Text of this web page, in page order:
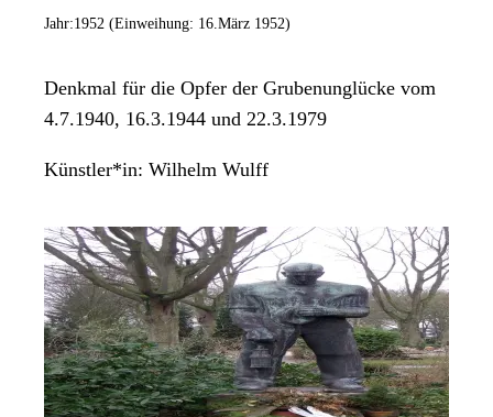
Jahr:1952 (Einweihung: 16.März 1952)
Denkmal für die Opfer der Grubenunglücke vom
4.7.1940, 16.3.1944 und 22.3.1979
Künstler*in: Wilhelm Wulff